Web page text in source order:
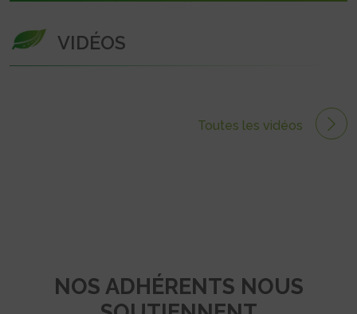
VIDÉOS
Toutes les vidéos
NOS ADHÉRENTS NOUS